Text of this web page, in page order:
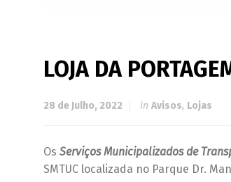
LOJA DA
28 de Julho, 2022 in Avisos, Lojas
Os Serviços Municipalizados de
SMTUC localizada no Parque Dr.